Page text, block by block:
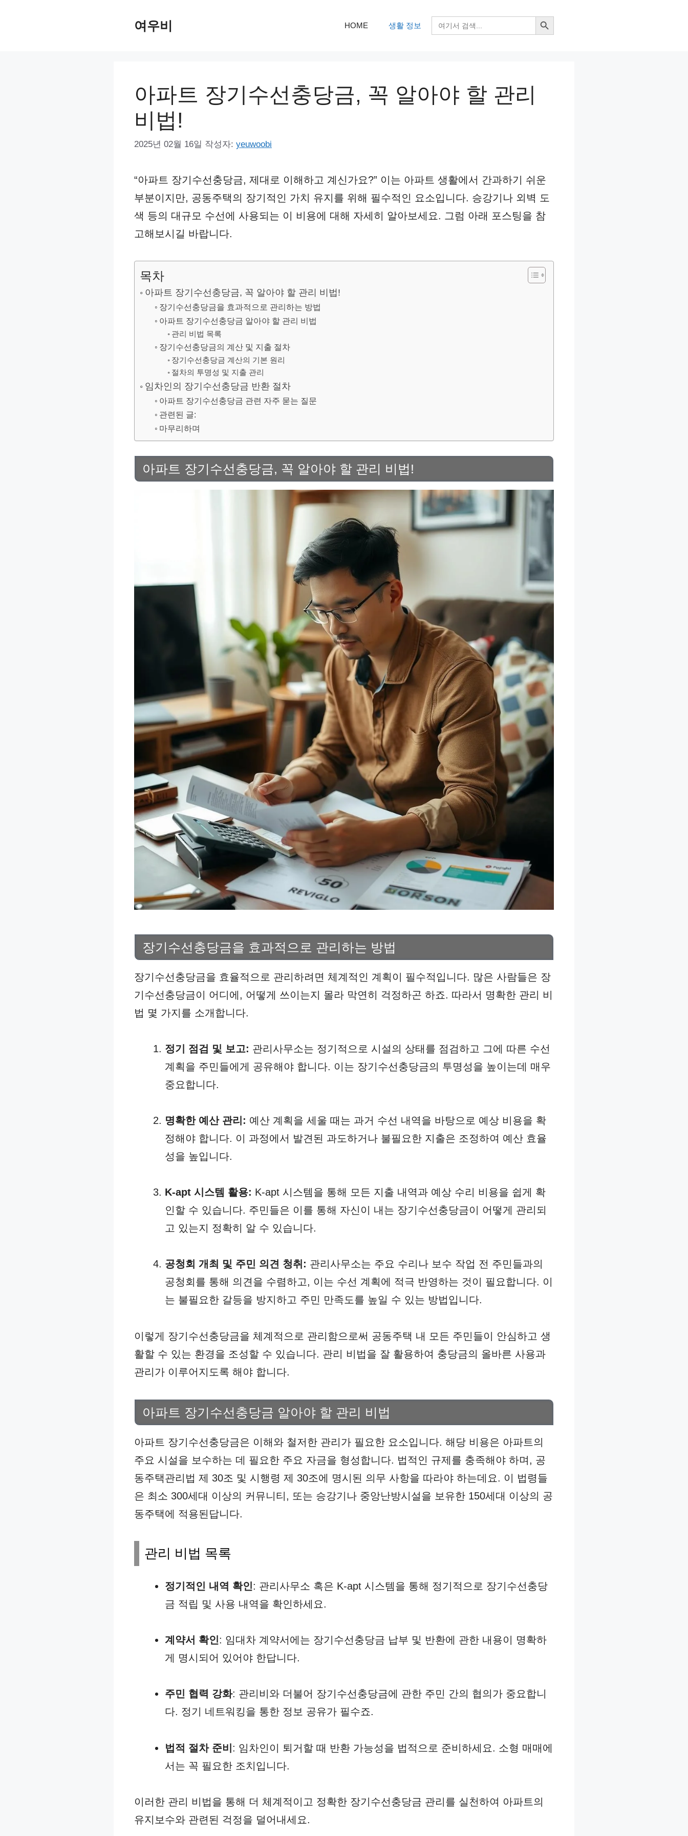
여우비 HOME 생활 정보
검
색:
검색 버튼
아파트 장기수선충당금, 꼭 알아야 할 관리
비법!
2025년 02월 16일 작성자: yeuwoobi
“아파트 장기수선충당금, 제대로 이해하고 계신가요?” 이는 아파트 생활에서 간과하기 쉬운
부분이지만, 공동주택의 장기적인 가치 유지를 위해 필수적인 요소입니다. 승강기나 외벽 도
색 등의 대규모 수선에 사용되는 이 비용에 대해 자세히 알아보세요. 그럼 아래 포스팅을 참
고해보시길 바랍니다.
목차
아파트 장기수선충당금, 꼭 알아야 할 관리 비법!
장기수선충당금을 효과적으로 관리하는 방법
아파트 장기수선충당금 알아야 할 관리 비법
관리 비법 목록
장기수선충당금의 계산 및 지출 절차
장기수선충당금 계산의 기본 원리
절차의 투명성 및 지출 관리
임차인의 장기수선충당금 반환 절차
아파트 장기수선충당금 관련 자주 묻는 질문
관련된 글:
마무리하며
아파트 장기수선충당금, 꼭 알아야 할 관리 비법!
장기수선충당금을 효과적으로 관리하는 방법
장기수선충당금을 효율적으로 관리하려면 체계적인 계획이 필수적입니다. 많은 사람들은 장
기수선충당금이 어디에, 어떻게 쓰이는지 몰라 막연히 걱정하곤 하죠. 따라서 명확한 관리 비
법 몇 가지를 소개합니다.
정기 점검 및 보고: 관리사무소는 정기적으로 시설의 상태를 점검하고 그에 따른 수선
계획을 주민들에게 공유해야 합니다. 이는 장기수선충당금의 투명성을 높이는데 매우
중요합니다.
명확한 예산 관리: 예산 계획을 세울 때는 과거 수선 내역을 바탕으로 예상 비용을 확
정해야 합니다. 이 과정에서 발견된 과도하거나 불필요한 지출은 조정하여 예산 효율
성을 높입니다.
K-apt 시스템 활용: K-apt 시스템을 통해 모든 지출 내역과 예상 수리 비용을 쉽게 확
인할 수 있습니다. 주민들은 이를 통해 자신이 내는 장기수선충당금이 어떻게 관리되
고 있는지 정확히 알 수 있습니다.
공청회 개최 및 주민 의견 청취: 관리사무소는 주요 수리나 보수 작업 전 주민들과의
공청회를 통해 의견을 수렴하고, 이는 수선 계획에 적극 반영하는 것이 필요합니다. 이
는 불필요한 갈등을 방지하고 주민 만족도를 높일 수 있는 방법입니다.
이렇게 장기수선충당금을 체계적으로 관리함으로써 공동주택 내 모든 주민들이 안심하고 생
활할 수 있는 환경을 조성할 수 있습니다. 관리 비법을 잘 활용하여 충당금의 올바른 사용과
관리가 이루어지도록 해야 합니다.
아파트 장기수선충당금 알아야 할 관리 비법
아파트 장기수선충당금은 이해와 철저한 관리가 필요한 요소입니다. 해당 비용은 아파트의
주요 시설을 보수하는 데 필요한 주요 자금을 형성합니다. 법적인 규제를 충족해야 하며, 공
동주택관리법 제 30조 및 시행령 제 30조에 명시된 의무 사항을 따라야 하는데요. 이 법령들
은 최소 300세대 이상의 커뮤니티, 또는 승강기나 중앙난방시설을 보유한 150세대 이상의 공
동주택에 적용된답니다.
관리 비법 목록
정기적인 내역 확인: 관리사무소 혹은 K-apt 시스템을 통해 정기적으로 장기수선충당
금 적립 및 사용 내역을 확인하세요.
계약서 확인: 임대차 계약서에는 장기수선충당금 납부 및 반환에 관한 내용이 명확하
게 명시되어 있어야 한답니다.
주민 협력 강화: 관리비와 더불어 장기수선충당금에 관한 주민 간의 협의가 중요합니
다. 정기 네트워킹을 통한 정보 공유가 필수죠.
법적 절차 준비: 임차인이 퇴거할 때 반환 가능성을 법적으로 준비하세요. 소형 매매에
서는 꼭 필요한 조치입니다.
이러한 관리 비법을 통해 더 체계적이고 정확한 장기수선충당금 관리를 실천하여 아파트의
유지보수와 관련된 걱정을 덜어내세요.